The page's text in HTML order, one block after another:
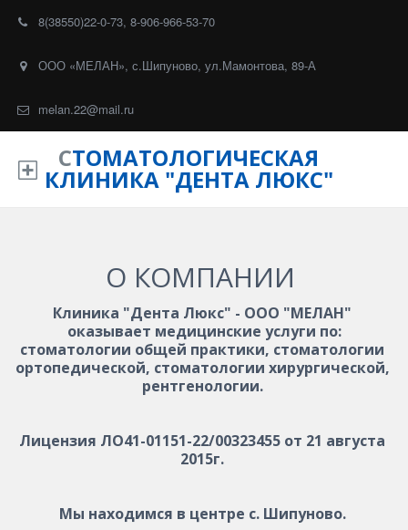
8(38550)22-0-73, 8-906-966-53-70
ООО «МЕЛАН», с.Шипуново, ул.Мамонтова, 89-А
melan.22@mail.ru
СТОМАТОЛОГИЧЕСКАЯ
КЛИНИКА "ДЕНТА ЛЮКС"
О КОМПАНИИ
Клиника "Дента Люкс" - ООО "МЕЛАН"
оказывает медицинские услуги по:
стоматологии общей практики, стоматологии
ортопедической, стоматологии хирургической,
рентгенологии.
Лицензия ЛО41-01151-22/00323455 от 21 августа
2015г.
Мы находимся в центре с. Шипуново.